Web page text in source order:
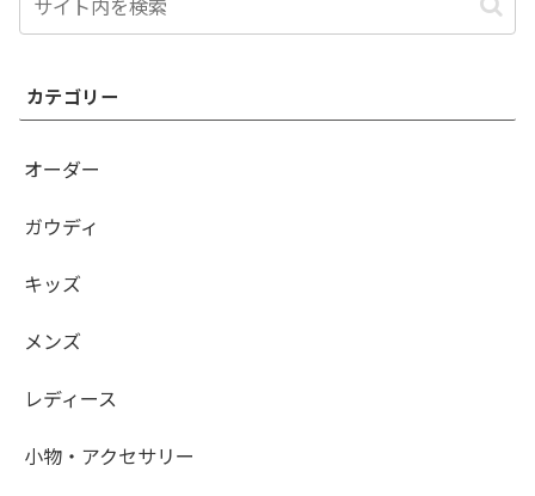
カテゴリー
オーダー
ガウディ
キッズ
メンズ
レディース
小物・アクセサリー